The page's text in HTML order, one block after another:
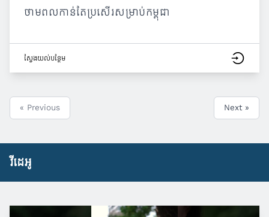
ថាមពលកាន់តែប្រសើរសម្រាប់កម្ពុជា
ស្វែង​យល់​បន្ថែម
« Previous Next »
វីដេអូ